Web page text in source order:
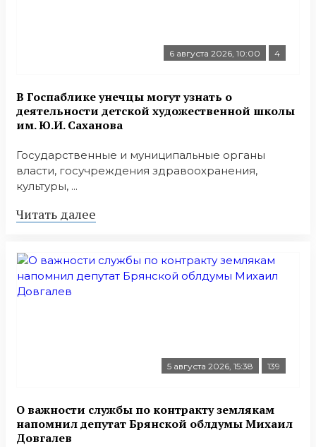
6 августа 2026, 10:00 4
В Госпаблике унечцы могут узнать о
деятельности детской художественной школы
им. Ю.И. Саханова
Государственные и муниципальные органы
власти, госучреждения здравоохранения,
культуры, ...
Читать далее
5 августа 2026, 15:38 139
О важности службы по контракту землякам
напомнил депутат Брянской облдумы Михаил
Довгалев